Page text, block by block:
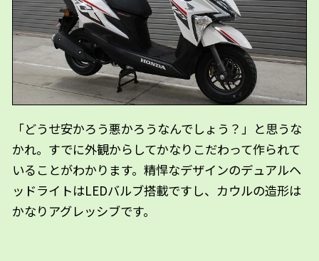
「どうせ安かろう悪かろうなんでしょう？」と思うな
かれ。すでに外観からしてかなりこだわって作られて
いることがわかります。精悍なデザインのデュアルヘ
ッドライトはLEDバルブ搭載ですし、カウルの造形は
かなりアグレッシブです。